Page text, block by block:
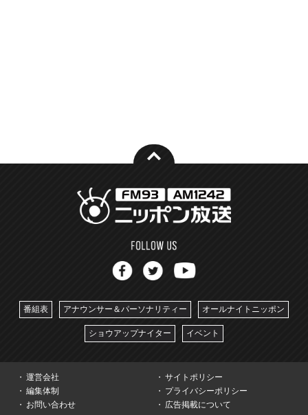
番組表 アナウンサー＆パーソナリティー オールナイトニッポン
ショウアップナイター イベント
運営会社
サイトポリシー
編集体制
プライバシーポリシー
お問い合わせ
広告掲載について